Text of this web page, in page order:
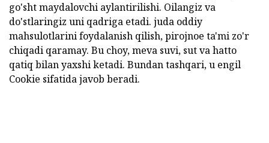
go'sht maydalovchi aylantirilishi. Oilangiz va
do'stlaringiz uni qadriga etadi. juda oddiy
mahsulotlarini foydalanish qilish, pirojnoe ta'mi zo'r
chiqadi qaramay. Bu choy, meva suvi, sut va hatto
qatiq bilan yaxshi ketadi. Bundan tashqari, u engil
Cookie sifatida javob beradi.